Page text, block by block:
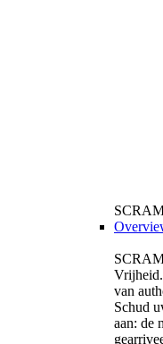
van
Schud
aan: de